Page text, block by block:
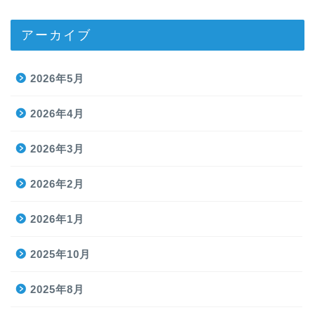
アーカイブ
2026年5月
2026年4月
2026年3月
2026年2月
2026年1月
2025年10月
2025年8月